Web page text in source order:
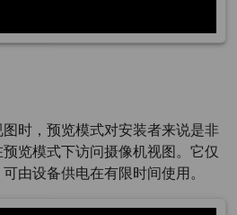
时，预览模式对安装者来说是非
览模式下访问摄像机视图。它仅
由设备供电在有限时间使用。